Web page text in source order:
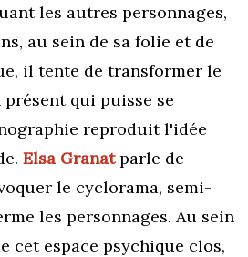
les autres personnages,
au sein de sa folie et de
il tente de transformer le
qui puisse se
reproduit l'idée
Elsa Granatparle de
le cyclorama, semi-
les personnages. Au sein
cet espace psychique clos,